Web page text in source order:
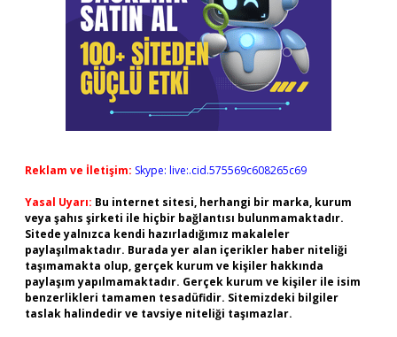
Reklam ve İletişim: Skype: live:.cid.575569c608265c69
Yasal Uyarı: Bu internet sitesi, herhangi bir marka, kurum
veya şahıs şirketi ile hiçbir bağlantısı bulunmamaktadır.
Sitede yalnızca kendi hazırladığımız makaleler
paylaşılmaktadır. Burada yer alan içerikler haber niteliği
taşımamakta olup, gerçek kurum ve kişiler hakkında
paylaşım yapılmamaktadır. Gerçek kurum ve kişiler ile isim
benzerlikleri tamamen tesadüfidir. Sitemizdeki bilgiler
taslak halindedir ve tavsiye niteliği taşımazlar.